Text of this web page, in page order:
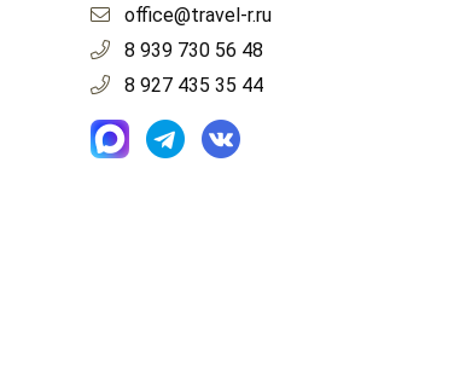
office@travel-r.ru
8 939 730 56 48
8 927 435 35 44